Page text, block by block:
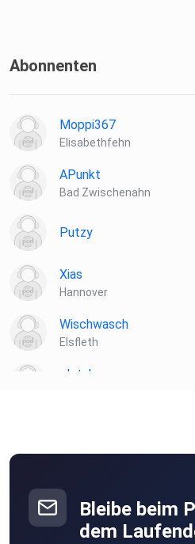
Abonnenten
Moppi367
Elisabethfehn
APunkt
Bad Zwischenahn
Putzy
Xias
Hannover
Wischwasch
Elsfleth
plotzks
Bleibe beim
dem